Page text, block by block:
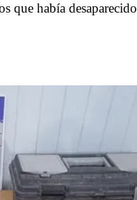
que había desaparecido